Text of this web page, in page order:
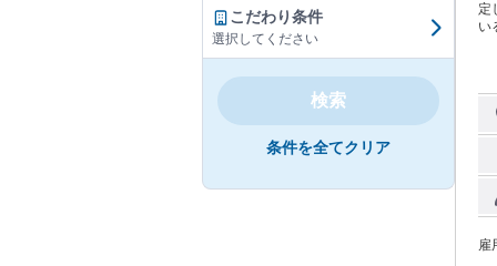
こだわり条件
選択してください
検索
条件を全てクリア
定し
い
機
取
与
ぐに
刷や
筒
雇